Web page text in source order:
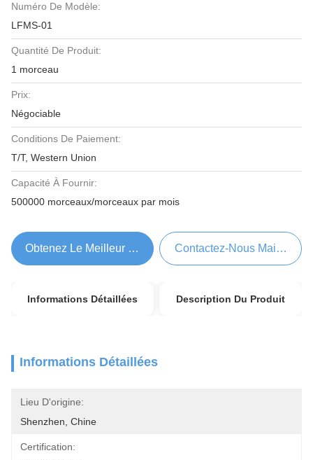
Numéro De Modèle:
LFMS-01
Quantité De Produit:
1 morceau
Prix:
Négociable
Conditions De Paiement:
T/T, Western Union
Capacité À Fournir:
500000 morceaux/morceaux par mois
Obtenez Le Meilleur Prix Contactez-Nous Maintenant
Informations Détaillées Description Du Produit
Informations Détaillées
Lieu D'origine:
Shenzhen, Chine
Certification: